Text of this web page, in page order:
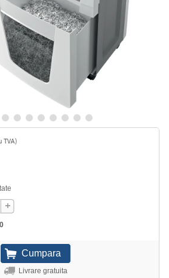
TVA)
Livrare gratuita